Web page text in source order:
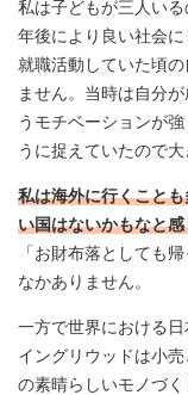
私は子どもが三人い
年後により良い社会に
就職活動していた頃
ません。当時は自分
うモチベーションが
うに捉えていたので大
私は海外に行くこと
い国はないかもなと
「お財布落としても
なかありません。
一方で世界における日
イングリウッドは小
の素晴らしいモノづ